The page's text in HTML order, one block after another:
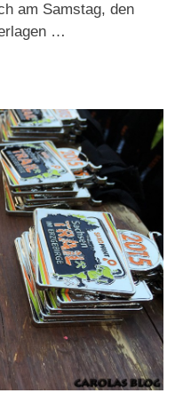
am Samstag, den
…